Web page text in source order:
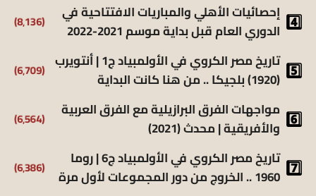
إحصائيات الأهلي والمباريات الافتتاحية في
الدوري العام قبل بداية موسم 2021-2022
(8٬136)
تاريخ مصر الكروي في الأولمبياد ج1 | أنتويرب
(1920) بلجيكا .. من هنا كانت البداية
(6٬709)
مواجهات الفرق البرازيلية مع الفرق العربية
والأفريقية | محدث (2021)
(6٬564)
تاريخ مصر الكروي في الأولمبياد ج6 | روما
1960 .. الخروج من دور المجموعات لأول مرة
(6٬386)